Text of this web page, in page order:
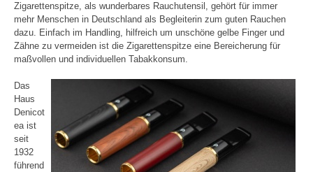
Zigarettenspitze, als wunderbares Rauchutensil, gehört für immer
mehr Menschen in Deutschland als Begleiterin zum guten Rauchen
dazu. Einfach im Handling, hilfreich um unschöne gelbe Finger und
Zähne zu vermeiden ist die Zigarettenspitze eine Bereicherung für
maßvollen und individuellen Tabakkonsum.
Das
Haus
Denicot
ea ist
seit
1932
führend